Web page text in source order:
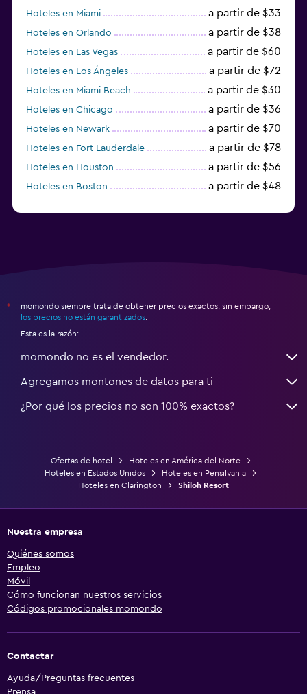
Hoteles en Miami a partir de $33
Hoteles en Orlando a partir de $38
Hoteles en Las Vegas a partir de $60
Hoteles en Los Ángeles a partir de $72
Hoteles en Miami Beach a partir de $30
Hoteles en Chicago a partir de $36
Hoteles en Newark a partir de $70
Hoteles en Fort Lauderdale a partir de $78
Hoteles en Houston a partir de $56
Hoteles en Boston a partir de $48
*
momondo siempre trata de obtener precios exactos, sin embargo,
los precios no están garantizados
Esta es la razón:
momondo no es el vendedor.
Agregamos montones de datos para ti
¿Por qué los precios no son 100% exactos?
Ofertas de hotel
Hoteles en América del Norte
Hoteles en Estados Unidos
Hoteles en Pensilvania
Hoteles en Clarington
Shiloh Resort
Nuestra empresa
Quiénes somos
Empleo
Móvil
Cómo funcionan nuestros servicios
Códigos promocionales momondo
Contactar
Ayuda/Preguntas frecuentes
Prensa